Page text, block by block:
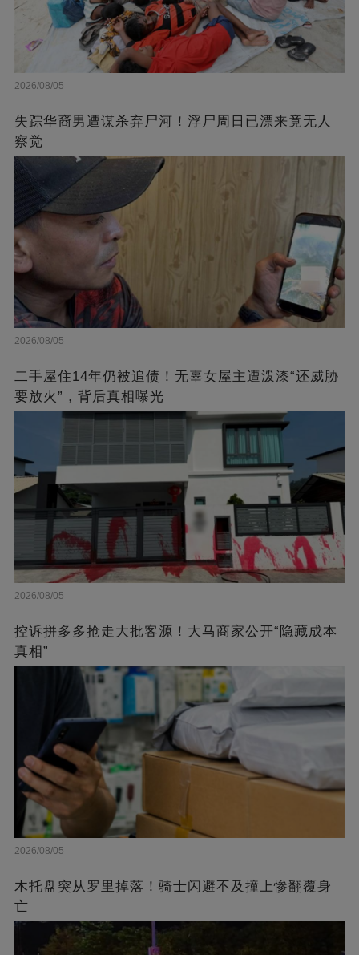
2026/08/05
失踪华裔男遭谋杀弃尸河！浮尸周日已漂来竟无人
察觉
2026/08/05
二手屋住14年仍被追债！无辜女屋主遭泼漆“还威胁
要放火”，背后真相曝光
2026/08/05
控诉拼多多抢走大批客源！大马商家公开“隐藏成本
真相”
2026/08/05
木托盘突从罗里掉落！骑士闪避不及撞上惨翻覆身
亡